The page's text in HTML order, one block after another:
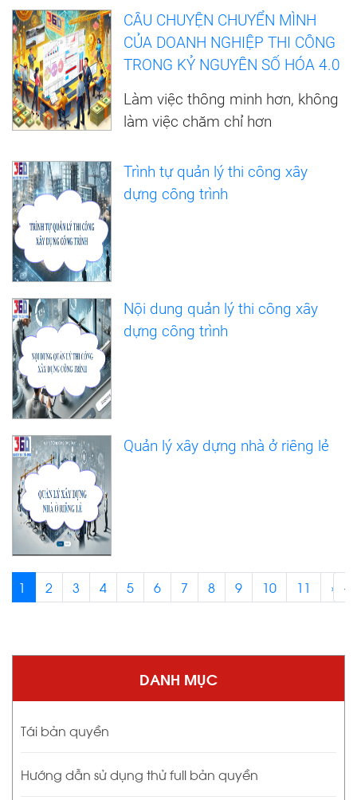
DANH MỤC
Tái bản quyền
Hướng dẫn sử dụng thử full bản quyền
CÂU CHUYỆN CHUYỂN MÌNH
CỦA DOANH NGHIỆP THI CÔNG
TRONG KỶ NGUYÊN SỐ HÓA 4.0
Làm việc thông minh hơn, không
làm việc chăm chỉ hơn
Trình tự quản lý thi công xây
dựng công trình
Nội dung quản lý thi công xây
dựng công trình
Quản lý xây dựng nhà ở riêng lẻ
1 2 3 4 5 6 7 8 9 10 11 › ‹